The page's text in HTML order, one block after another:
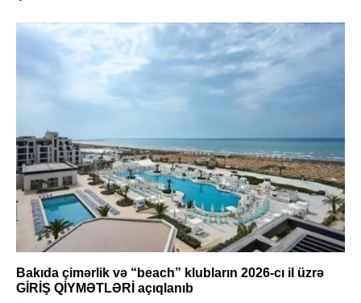
Bakıda çimərlik və “beach” klubların 2026-cı il üzrə
GİRİŞ QİYMƏTLƏRİ açıqlanıb